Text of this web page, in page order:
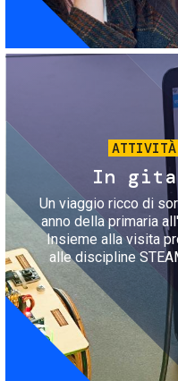
ATTIVITÀ
In
Un viaggio ricco di
anno della primaria
Insieme alla visita
alle discipline